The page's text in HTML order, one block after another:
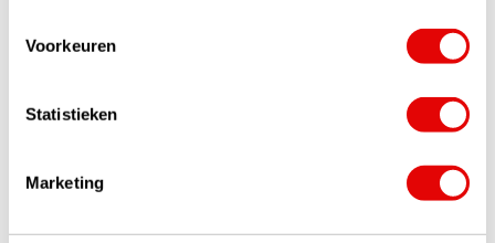
Voorkeuren
Statistieken
Marketing
+31 85 060 20 99
sales@golfdriver.nl